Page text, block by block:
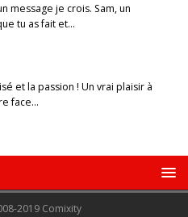
message je crois. Sam, un
tu as fait et…
et la passion ! Un vrai plaisir à
face…
2019 Comixity